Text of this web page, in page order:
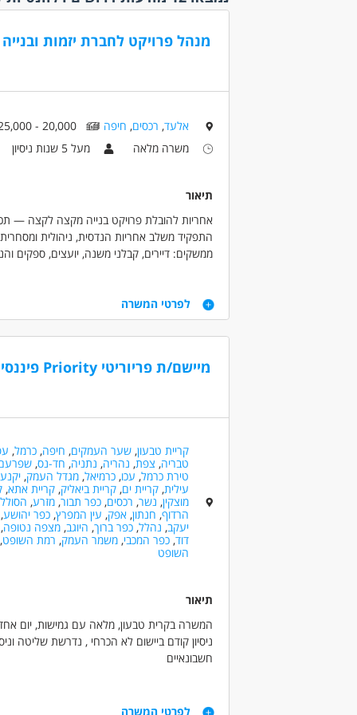
(1)
נהגים, רכב ותחבורה
עבודה
היקף
משרה
קהלי
בני 50 פלוס
בעלי
(1)
יוצאי
(2)
ללא
נוער(1)
עד
מעל
מנהל פרויקט לחברת יזמות
אלעד, רכסים, חיפה
20,000 - 25,000 ש"ח
משרה מלאה
מעל 5 שנות ניסיון
תיאור
אחריות להובלת פרויקט בנייה מקצה לקצה —
התפקיד משלב אחריות הנדסית, ניהולית
ממשקים: דיירים, קבלני משנה, יועצים, ספקים
ניסיון בניהול לפחות שני פרויקטים מקצה לקצה
לפחות 5 שנות ניסיון - חובה.
מאפייני משרה
מעל 5 שנות ניסיון
משרה מלאה
לפרטי המשרה
מיישם/ת פריוריטי Priority פיננסי,הכשרה הנה"ח/כספים,ק.טבעון
קריית טבעון,שער העמקים, חיפה,כרמל,
טבריה, צפת, נהריה, נתניה, חד-נס,
טירת כרמל, עכו,כרמיאל,מגדל העמק,
עילית,קריית ים,קריית ביאליק,קריית אתא,
מוצקין, נשר, רכסים,כפר תבור,מזרע,
הרדוף, חנתון,אפק, עין המפרץ,כפר יהושע
יעקב, נהלל,כפר ברוך, היוגב,מצפה נטופה,
דוד,כפר המכבי,משמר העמק, רמת השופט,
השופט
תיאור
המשרה בקרית טבעון, מלאה עם גמישות, יום אחד
ניסיון קודם ביישום לא הכרחי , נדרשת שליטה
חשבונאיים
מגייסת מיישם/ת פריוריטי. החברה מעניקה
לפרטי המשרה